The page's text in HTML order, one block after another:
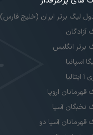
لیگ برتر ایران (خلیج فارس)
آزادگان
برتر انگلیس
اسپانیا
آ ایتالیا
قهرمانان اروپا
نخبگان آسیا
قهرمانان آسیا دو